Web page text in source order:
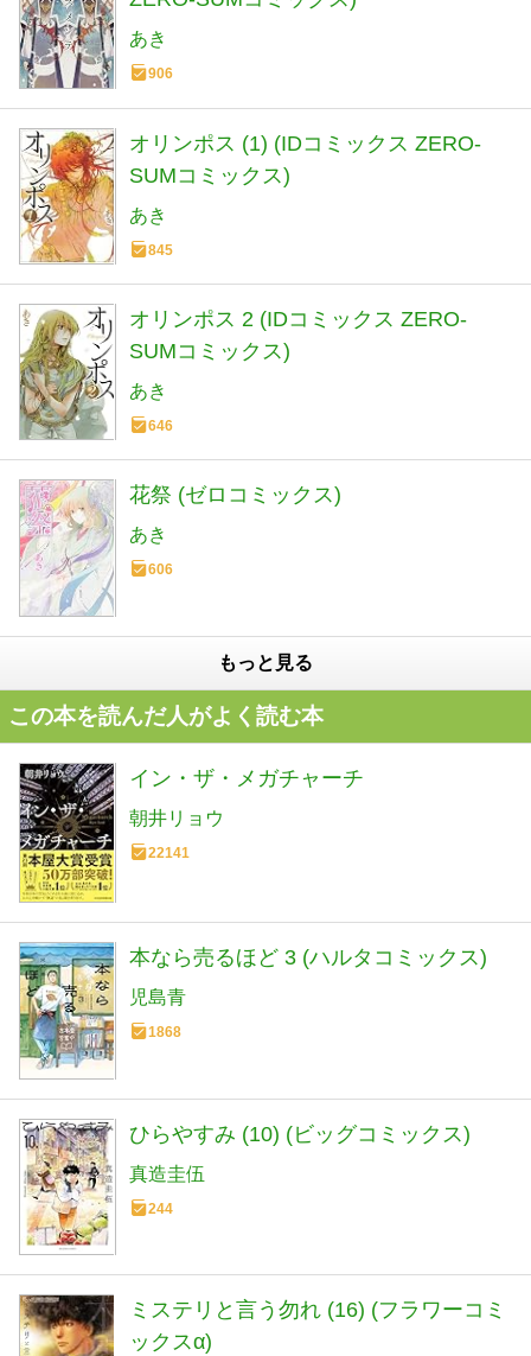
あき
906
オリンポス (1) (IDコミックス ZERO-
SUMコミックス)
あき
845
オリンポス 2 (IDコミックス ZERO-
SUMコミックス)
あき
646
花祭 (ゼロコミックス)
あき
606
もっと見る
この本を読んだ人がよく読む本
イン・ザ・メガチャーチ
朝井リョウ
22141
本なら売るほど 3 (ハルタコミックス)
児島青
1868
ひらやすみ (10) (ビッグコミックス)
真造圭伍
244
ミステリと言う勿れ (16) (フラワーコミ
ックスα)